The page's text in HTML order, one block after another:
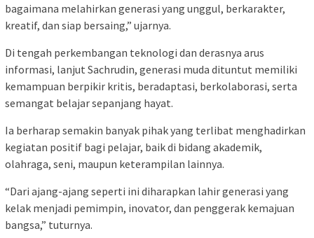
bagaimana melahirkan generasi yang unggul, berkarakter,
kreatif, dan siap bersaing,” ujarnya.
Di tengah perkembangan teknologi dan derasnya arus
informasi, lanjut Sachrudin, generasi muda dituntut memiliki
kemampuan berpikir kritis, beradaptasi, berkolaborasi, serta
semangat belajar sepanjang hayat.
Ia berharap semakin banyak pihak yang terlibat menghadirkan
kegiatan positif bagi pelajar, baik di bidang akademik,
olahraga, seni, maupun keterampilan lainnya.
“Dari ajang-ajang seperti ini diharapkan lahir generasi yang
kelak menjadi pemimpin, inovator, dan penggerak kemajuan
bangsa,” tuturnya.